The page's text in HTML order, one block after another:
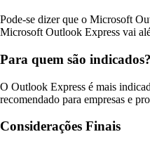
Pode-se dizer que o Microsoft
Microsoft Outlook Express vai
Para quem são indicados?
O Outlook Express é mais
recomendado para empresas e
Considerações Finais